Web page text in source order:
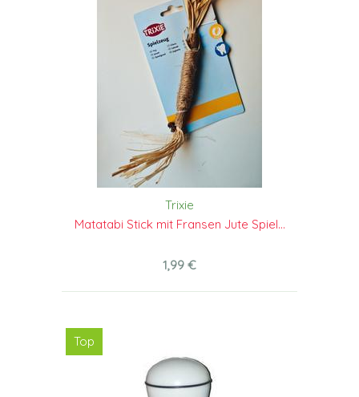
Trixie
Matatabi Stick mit Fransen Jute Spiel...
1,99 €
Top